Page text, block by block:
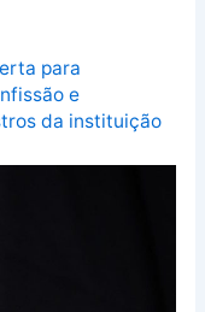
para
e
da instituição